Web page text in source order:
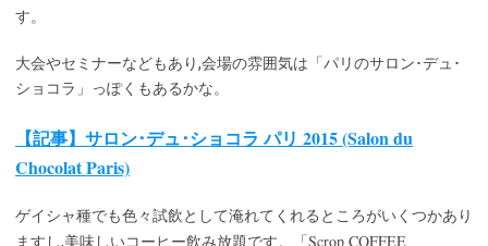
す。
大会やセミナーなどもあり,会場の雰囲気は「パリのサロン･デュ･
ショコラ」っぽくもあるかな。
【記事】サロン･デュ･ショコラ パリ 2015 (Salon du
Chocolat Paris)
ゲイシャ種でも色々試飲として淹れてくれるところがいくつかあり
ますし,美味しいコーヒー飲み放題です。「Scrop COFFEE